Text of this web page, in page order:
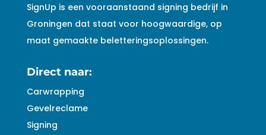
SignUp is een vooraanstaand signing bedrijf in
Groningen dat staat voor hoogwaardige, op
maat gemaakte beletteringsoplossingen.
Direct naar:
Carwrapping
Gevelreclame
Signing